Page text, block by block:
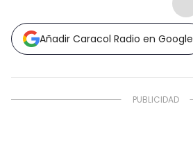
Añadir Caracol Radio en Google